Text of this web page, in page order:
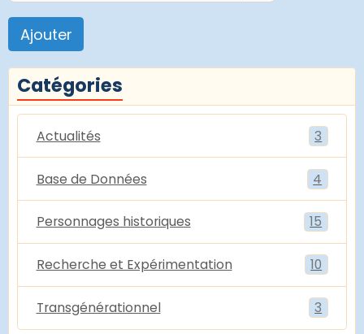
Ajouter
Catégories
Actualités 3
Base de Données 4
Personnages historiques 15
Recherche et Expérimentation 10
Transgénérationnel 3